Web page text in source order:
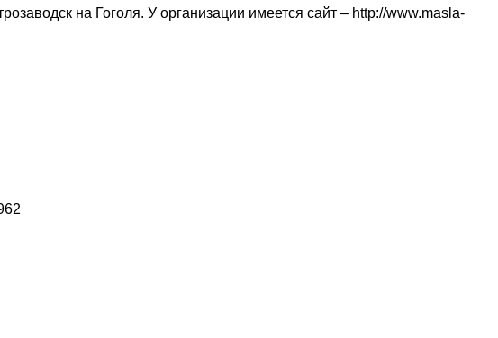
на Гоголя. У организации имеется сайт – http://www.masla-